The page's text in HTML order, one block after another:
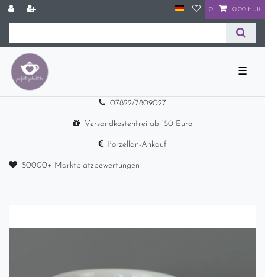
0 0,00 EUR
☰
07822/7809027
Versandkostenfrei ab 150 Euro
Porzellan-Ankauf
50000+ Marktplatzbewertungen